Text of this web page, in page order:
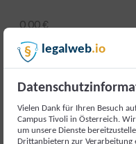
0,00€
inkl. 20 % MwSt.
Artikelnummer:17759
legalweb.io
Vielen Dank für Ihren Besuch
Campus Tivoli in Österreich.
um unsere Dienste
Drittanbietern zur Verarbeitung